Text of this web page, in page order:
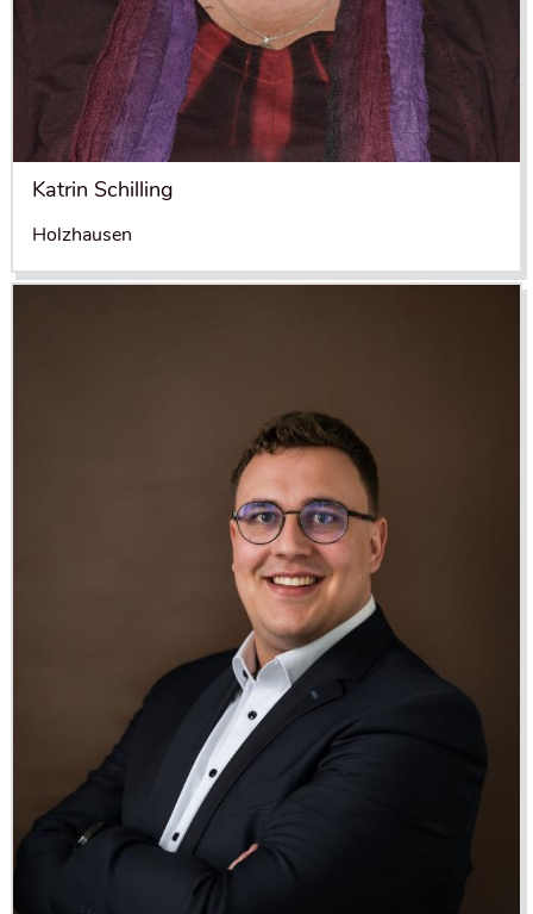
Katrin Schilling
Holzhausen